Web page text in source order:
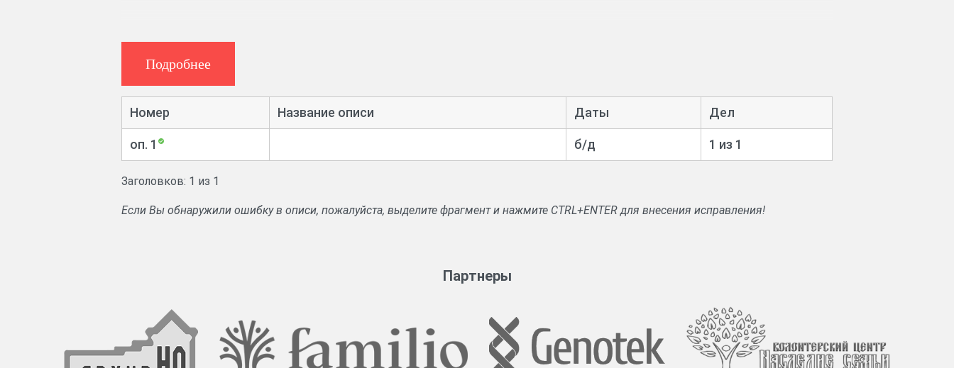
Подробнее
Номер Название описи Даты Дел
оп. 1 б/д 1 из 1
Заголовков: 1 из 1
Если Вы обнаружили ошибку в описи, пожалуйста, выделите фрагмент и нажмите CTRL+ENTER для внесения исправления!
Партнеры